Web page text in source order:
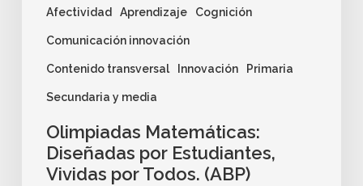
Afectividad Aprendizaje Cognición
Comunicación innovación
Contenido transversal Innovación Primaria
Secundaria y media
Olimpiadas Matemáticas:
Diseñadas por Estudiantes,
Vividas por Todos. (ABP)